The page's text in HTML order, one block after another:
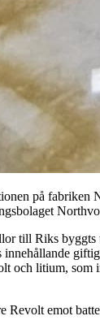
på fabriken
till Riks byggts
innehållande
och litium, som
Revolt emot